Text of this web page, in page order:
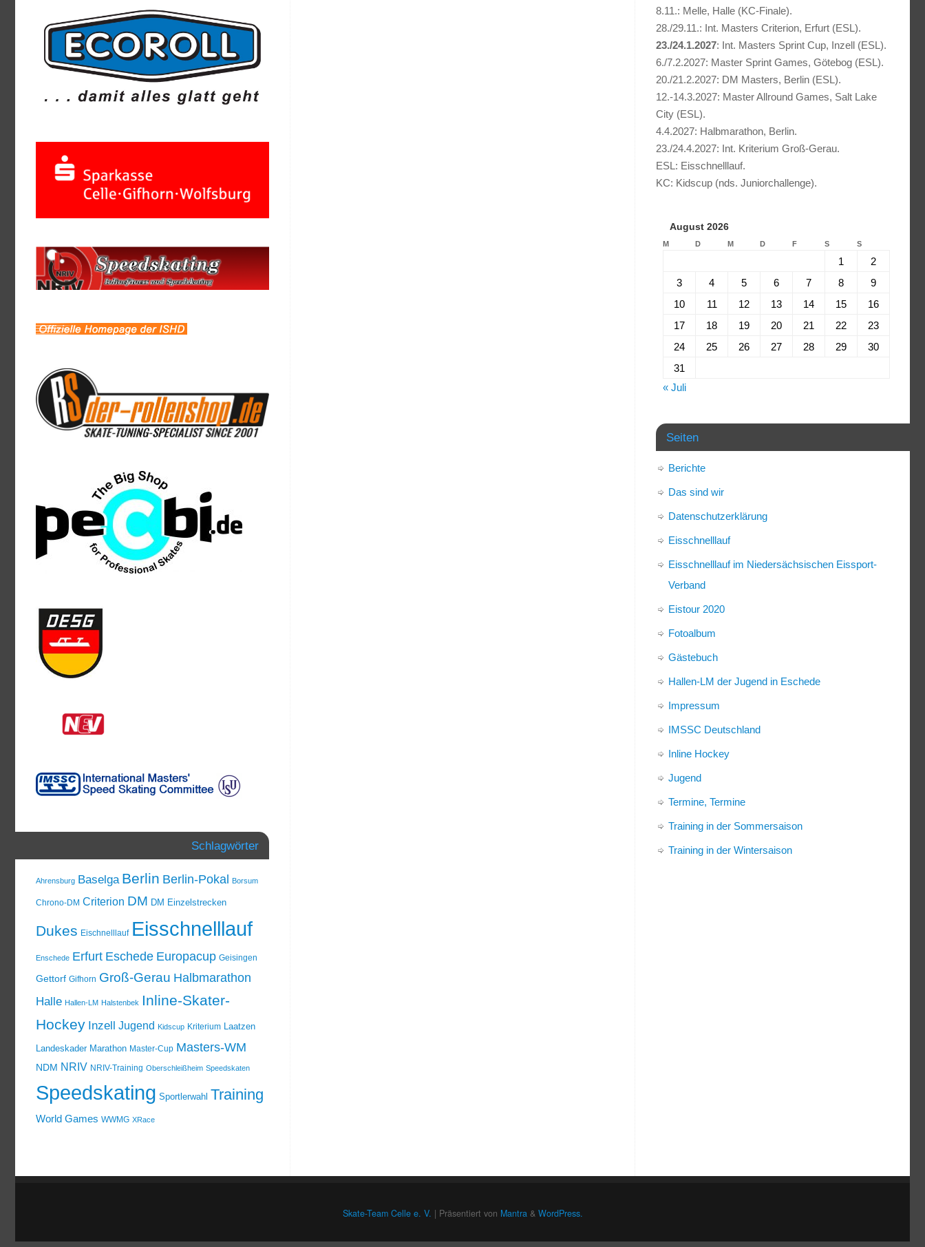
Schlagwörter
Ahrensburg Baselga Berlin Berlin-Pokal Borsum
Chrono-DM Criterion DM DM Einzelstrecken
Dukes Eischnelllauf Eisschnelllauf
Enschede Erfurt Eschede Europacup Geisingen
Gettorf Gifhorn Groß-Gerau Halbmarathon
Halle Hallen-LM Halstenbek Inline-Skater-
Hockey Inzell Jugend Kidscup Kriterium Laatzen
Landeskader Marathon Master-Cup Masters-WM
NDM NRIV NRIV-Training Oberschleißheim Speedskaten
Speedskating Sportlerwahl Training
World Games WWMG XRace
8.11.: Melle, Halle (KC-Finale).
28./29.11.: Int. Masters Criterion, Erfurt (ESL).
23./24.1.2027: Int. Masters Sprint Cup, Inzell (ESL).
6./7.2.2027: Master Sprint Games, Götebog (ESL).
20./21.2.2027: DM Masters, Berlin (ESL).
12.-14.3.2027: Master Allround Games, Salt Lake
City (ESL).
4.4.2027: Halbmarathon, Berlin.
23./24.4.2027: Int. Kriterium Groß-Gerau.
ESL: Eisschnelllauf.
KC: Kidscup (nds. Juniorchallenge).
August 2026
M D M D F S S
1
2
3
4 5 6 7 8
9
10
11 12 13 14 15
16
17
18 19 20 21 22
23
24
25 26 27 28 29
30
31
« Juli
Seiten
Berichte
Das sind wir
Datenschutzerklärung
Eisschnelllauf
Eisschnelllauf im Niedersächsischen Eissport-
Verband
Eistour 2020
Fotoalbum
Gästebuch
Hallen-LM der Jugend in Eschede
Impressum
IMSSC Deutschland
Inline Hockey
Jugend
Termine, Termine
Training in der Sommersaison
Training in der Wintersaison
Skate-Team Celle e. V. | Präsentiert von Mantra& WordPress.